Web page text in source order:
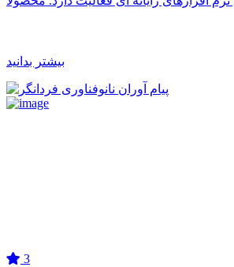
بیشتر بدانید
3